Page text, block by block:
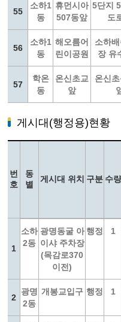
55
소하1
동
휴먼시아
507동앞
5단지
도
56
소하1
동
해오름어
린이공원
소하
장 유
57
학온
동
온신초교
앞
온신
게시대(행정용)현황
번
호
동
별
게시대 위치 구분 수
1
소하
2동
광명동굴 아
이샤 주차장
(목감로370
이전)
행정 1
2
광명
2동
개봉교입구 행정 1